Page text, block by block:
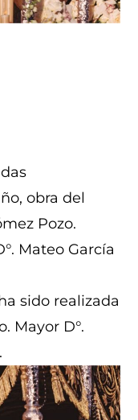
obra del
Pozo.
Mateo García
sido realizada
Mayor D°.